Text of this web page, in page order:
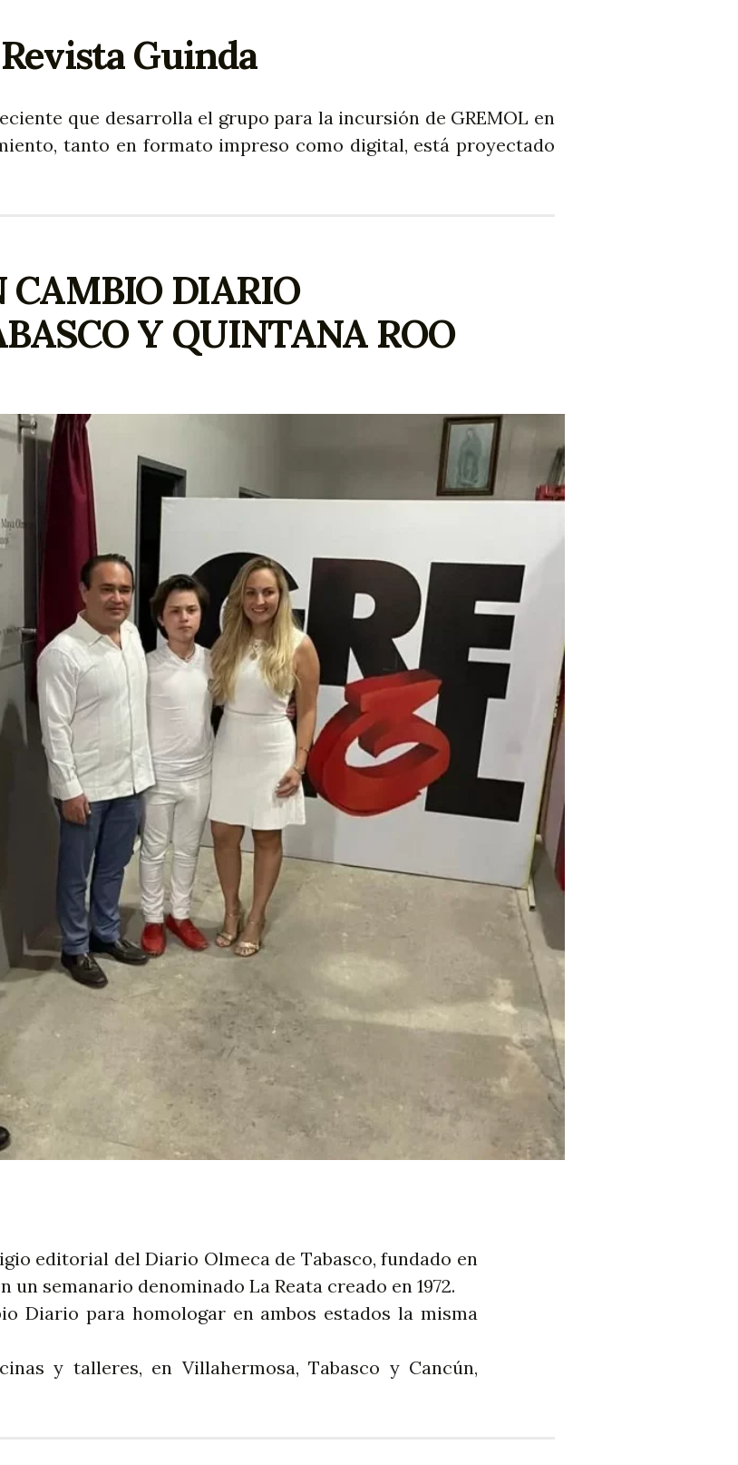
Revista Guinda
que desarrolla el grupo para la incursión de GREMOL en
tanto en formato impreso como digital, está proyectado
CAMBIO DIARIO
Y QUINTANA ROO
editorial del Diario Olmeca de Tabasco, fundado en
un semanario denominado La Reata creado en 1972.
Diario para homologar en ambos estados la misma
y talleres, en Villahermosa, Tabasco y Cancún,